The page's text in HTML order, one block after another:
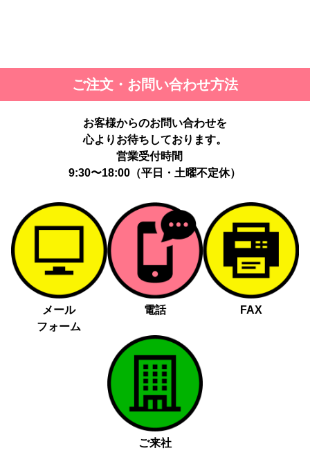
ご注文・お問い合わせ方法
お客様からのお問い合わせを
心よりお待ちしております。
営業受付時間
9:30〜18:00（平日・土曜不定休）
メール
フォーム
電話 FAX
ご来社